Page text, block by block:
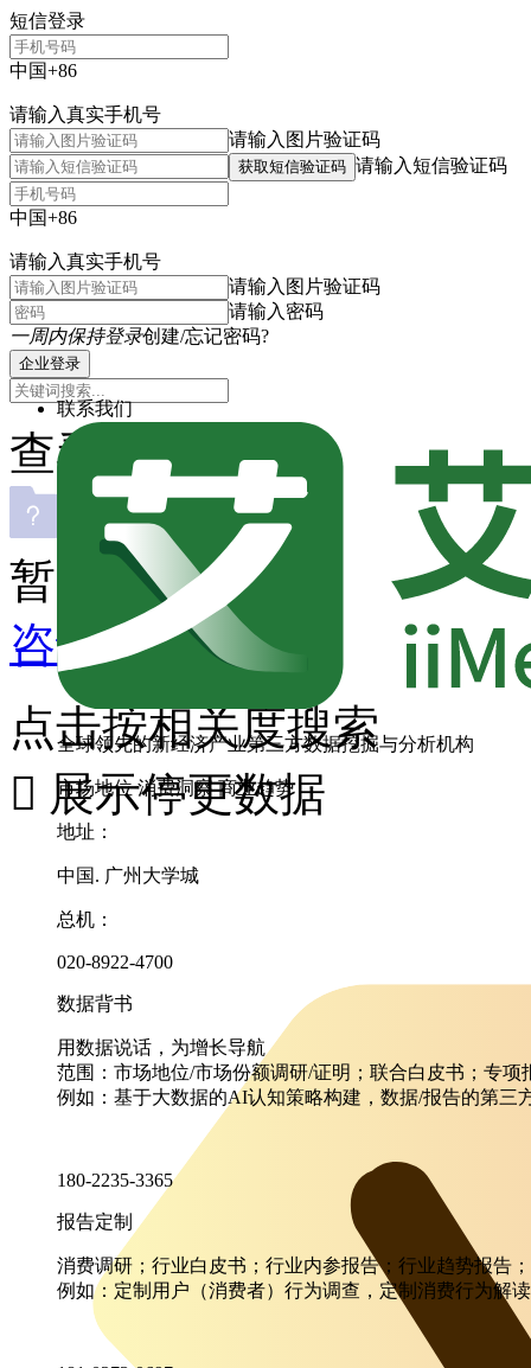
短信登录
中国+86
请输入真实手机号
请输入图片验证码
获取短信验证码 请输入短信验证码
中国+86
请输入真实手机号
请输入图片验证码
请输入密码
一周内保持登录创建/忘记密码?
企业登录
联系我们
全球领先的新经济产业第三方数据挖掘与分析机构
市场地位 消费洞察 商业趋势
地址：
中国. 广州大学城
总机：
020-8922-4700
数据背书
用数据说话，为增长导航
范围：市场地位/市场份额调研/证明；联合白皮书；专
例如：基于大数据的AI认知策略构建，数据/报告的第三
180-2235-3365
报告定制
消费调研；行业白皮书；行业内参报告；行业趋势报告
例如：定制用户（消费者）行为调查，定制消费行为解
查看主题
暂无匹配内容
咨询其它数据
点击按相关度搜索
 展示停更数据